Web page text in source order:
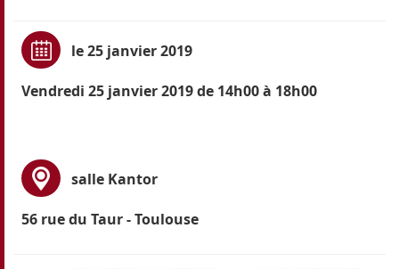
le 25 janvier 2019
Vendredi 25 janvier 2019 de 14h00 à 18h00
salle Kantor
56 rue du Taur - Toulouse